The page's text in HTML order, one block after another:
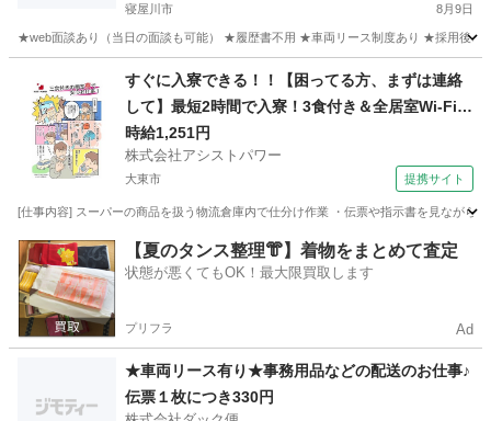
寝屋川市 8月9日
★web面談あり（当日の面談も可能） ★履歴書不用 ★車両リース制度あり ★採用後、
積み込み
すぐに入寮できる！！【困ってる方、まずは連絡
して】最短2時間で入寮！3食付き＆全居室Wi-Fi有
り！調味料のピッキング作業【お迎え＆即入寮o
k!!】
時給1,251円
株式会社アシストパワー
大東市 提携サイト
[仕事内容] スーパーの商品を扱う物流倉庫内で仕分け作業 ・伝票や指示書を見ながら
大阪 大東市 その他
【夏のタンス整理👘】着物をまとめて査定
状態が悪くてもOK！最大限買取します
プリフラ Ad
★車両リース有り★事務用品などの配送のお仕事♪
伝票１枚につき330円